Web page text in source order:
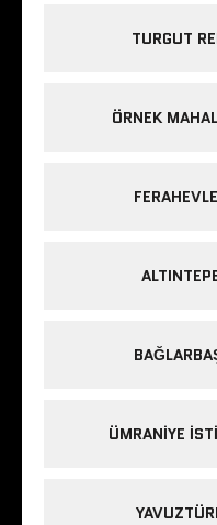
TURGUT
ÖRNEK
ÜMRANIYE